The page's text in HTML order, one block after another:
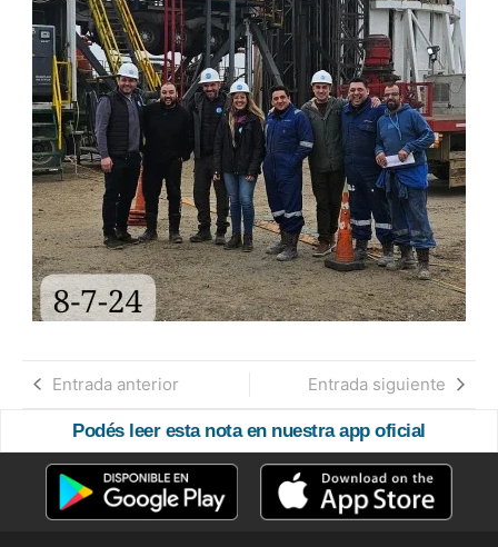
Entrada anterior Entrada siguiente
Podés leer esta nota en nuestra app oficial